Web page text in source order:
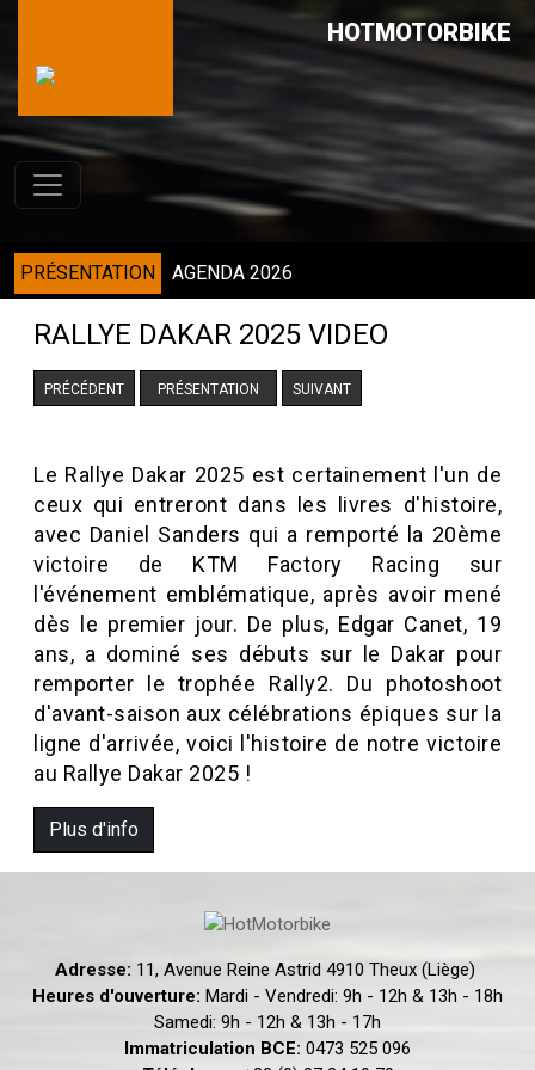
HOTMOTORBIKE
PRÉSENTATION AGENDA 2026
RALLYE DAKAR 2025 VIDEO
PRÉCÉDENT PRÉSENTATION SUIVANT
Le Rallye Dakar 2025 est certainement l'un de
ceux qui entreront dans les livres d'histoire,
avec Daniel Sanders qui a remporté la 20ème
victoire de KTM Factory Racing sur
l'événement emblématique, après avoir mené
dès le premier jour. De plus, Edgar Canet, 19
ans, a dominé ses débuts sur le Dakar pour
remporter le trophée Rally2. Du photoshoot
d'avant-saison aux célébrations épiques sur la
ligne d'arrivée, voici l'histoire de notre victoire
au Rallye Dakar 2025 !
Plus d'info
Adresse: 11, Avenue Reine Astrid 4910 Theux (Liège)
Heures d'ouverture: Mardi - Vendredi: 9h - 12h & 13h - 18h
Samedi: 9h - 12h & 13h - 17h
Immatriculation BCE: 0473 525 096